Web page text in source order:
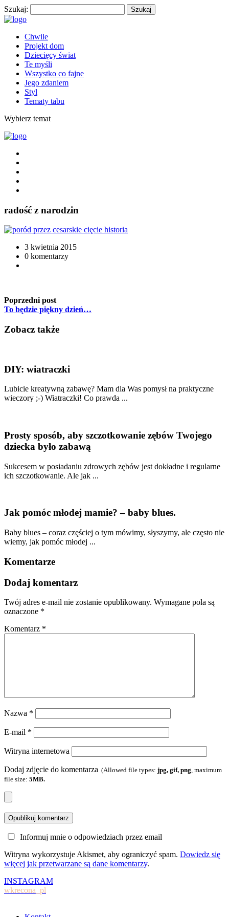
Szukaj:
Chwile
Projekt dom
Dziecięcy świat
Te myśli
Wszystko co fajne
Jego zdaniem
Styl
Tematy tabu
Wybierz temat
radość z narodzin
3 kwietnia 2015
0 komentarzy
Poprzedni post
To będzie piękny dzień…
Zobacz także
DIY: wiatraczki
Lubicie kreatywną zabawę? Mam dla Was pomysł na praktyczne
wieczory ;-) Wiatraczki! Co prawda ...
Prosty sposób, aby szczotkowanie zębów Twojego
dziecka było zabawą
Sukcesem w posiadaniu zdrowych zębów jest dokładne i regularne
ich szczotkowanie. Ale jak ...
Jak pomóc młodej mamie? – baby blues.
Baby blues – coraz częściej o tym mówimy, słyszymy, ale często nie
wiemy, jak pomóc młodej ...
Komentarze
Dodaj komentarz
Twój adres e-mail nie zostanie opublikowany. Wymagane pola są
oznaczone *
Komentarz *
Nazwa *
E-mail *
Witryna internetowa
Dodaj zdjęcie do komentarza (Allowed file types: jpg, gif, png, maximum
file size: 5MB.
Informuj mnie o odpowiedziach przez email
Witryna wykorzystuje Akismet, aby ograniczyć spam. Dowiedz się
więcej jak przetwarzane są dane komentarzy.
INSTAGRAM
wkrecona_pl